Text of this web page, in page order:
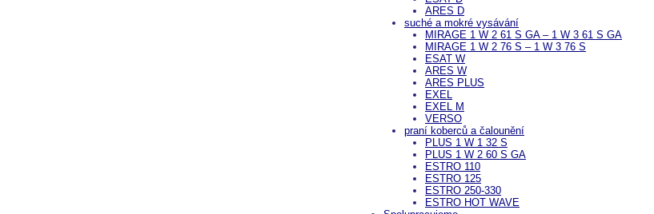
ARES D
suché a mokré vysávání
MIRAGE 1 W 2 61 S GA – 1 W 3 61 S GA
MIRAGE 1 W 2 76 S – 1 W 3 76 S
ESAT W
ARES W
ARES PLUS
EXEL
EXEL M
VERSO
praní koberců a čalounění
PLUS 1 W 1 32 S
PLUS 1 W 2 60 S GA
ESTRO 110
ESTRO 125
ESTRO 250-330
ESTRO HOT WAVE